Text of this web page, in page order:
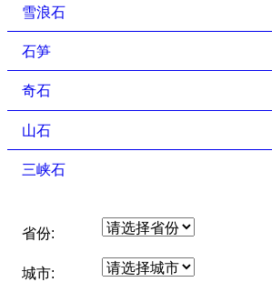
雪浪石
石笋
奇石
山石
三峡石
省份:
城市: